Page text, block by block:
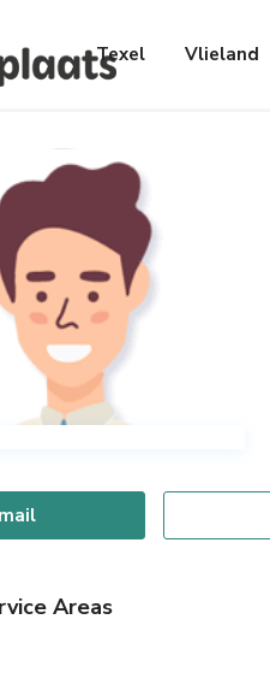
Texel Vlieland
Areas